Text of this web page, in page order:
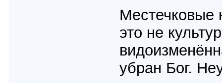
Местечковые
это не
убран Бог.